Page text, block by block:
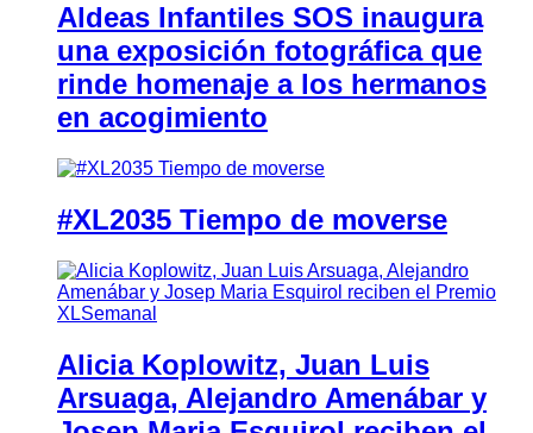
Aldeas Infantiles SOS inaugura
una exposición fotográfica que
rinde homenaje a los hermanos
en acogimiento
#XL2035 Tiempo de moverse
Alicia Koplowitz, Juan Luis
Arsuaga, Alejandro Amenábar y